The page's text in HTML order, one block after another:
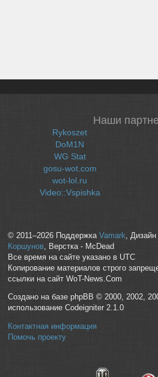
Наши
Rykoszet
DoM1N
WG Stat
gosu-wot.com
wot-lol.ru
Video::Vspishka
© 2011–2026 Поддержка Vamark, Дизайн
Коршунов, Верстка - McDead
Все время на сайте указано в UTC
Копирование материалов строго
ссылки на сайт WoT-News.Com
Создано на базе phpBB © 2000, 2002,
использование Codeigniter 2.1.0
Контактная информация
Помочь проекту